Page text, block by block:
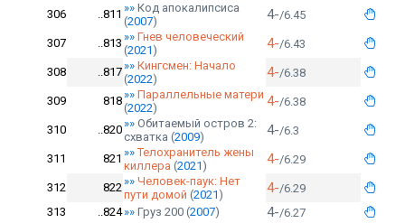
306 ..811 »» Код апокалипсиса
(2007) 4-/6.45
307 ..813 »» Гнев человеческий
(2021) 4-/6.43
308 ..817»» Кингсмен: Начало
(2022) 4-/6.38
309 818»» Параллельные матери
(2022) 4-/6.38
310 ..820»» Обитаемый остров 2:
схватка (2009) 4-/6.3
311 821 »» Телохранитель жены
киллера (2021) 4-/6.29
312 822»» Человек-паук: Нет
пути домой (2021) 4-/6.29
313
..824»» Груз 200 (2007) 4-/6.27